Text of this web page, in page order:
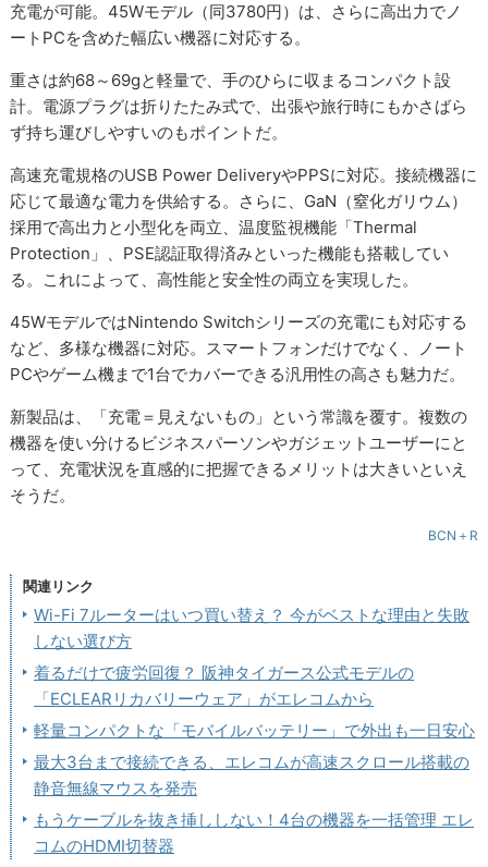
充電が可能。45Wモデル（同3780円）は、さらに高出力でノ
ートPCを含めた幅広い機器に対応する。
重さは約68～69gと軽量で、手のひらに収まるコンパクト設
計。電源プラグは折りたたみ式で、出張や旅行時にもかさばら
ず持ち運びしやすいのもポイントだ。
高速充電規格のUSB Power DeliveryやPPSに対応。接続機器に
応じて最適な電力を供給する。さらに、GaN（窒化ガリウム）
採用で高出力と小型化を両立、温度監視機能「Thermal
Protection」、PSE認証取得済みといった機能も搭載してい
る。これによって、高性能と安全性の両立を実現した。
45WモデルではNintendo Switchシリーズの充電にも対応する
など、多様な機器に対応。スマートフォンだけでなく、ノート
PCやゲーム機まで1台でカバーできる汎用性の高さも魅力だ。
新製品は、「充電＝見えないもの」という常識を覆す。複数の
機器を使い分けるビジネスパーソンやガジェットユーザーにと
って、充電状況を直感的に把握できるメリットは大きいといえ
そうだ。
BCN＋R
関連リンク
Wi-Fi 7ルーターはいつ買い替え？ 今がベストな理由と失敗
しない選び方
着るだけで疲労回復？ 阪神タイガース公式モデルの
「ECLEARリカバリーウェア」がエレコムから
軽量コンパクトな「モバイルバッテリー」で外出も一日安心
最大3台まで接続できる、エレコムが高速スクロール搭載の
静音無線マウスを発売
もうケーブルを抜き挿ししない！4台の機器を一括管理 エレ
コムのHDMI切替器